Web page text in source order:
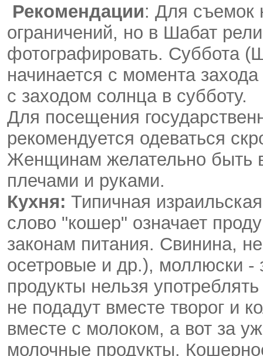
Рекомендации: Для съемок
ограничений, но в Шабат
фотографировать. Суббота
начинается с момента
с заходом солнца в субботу.
Для посещения
рекомендуется одеваться
Женщинам желательно быть
плечами и руками.
Кухня: Типичная
слово "кошер" означает
законам питания. Свинина,
осетровые и др.), моллюски
продукты нельзя
не подадут вместе творог и
вместе с молоком, а вот за
молочные продукты.